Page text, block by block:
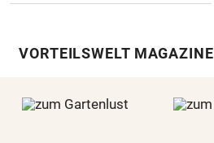
VORTEILSWELT MAGAZINE